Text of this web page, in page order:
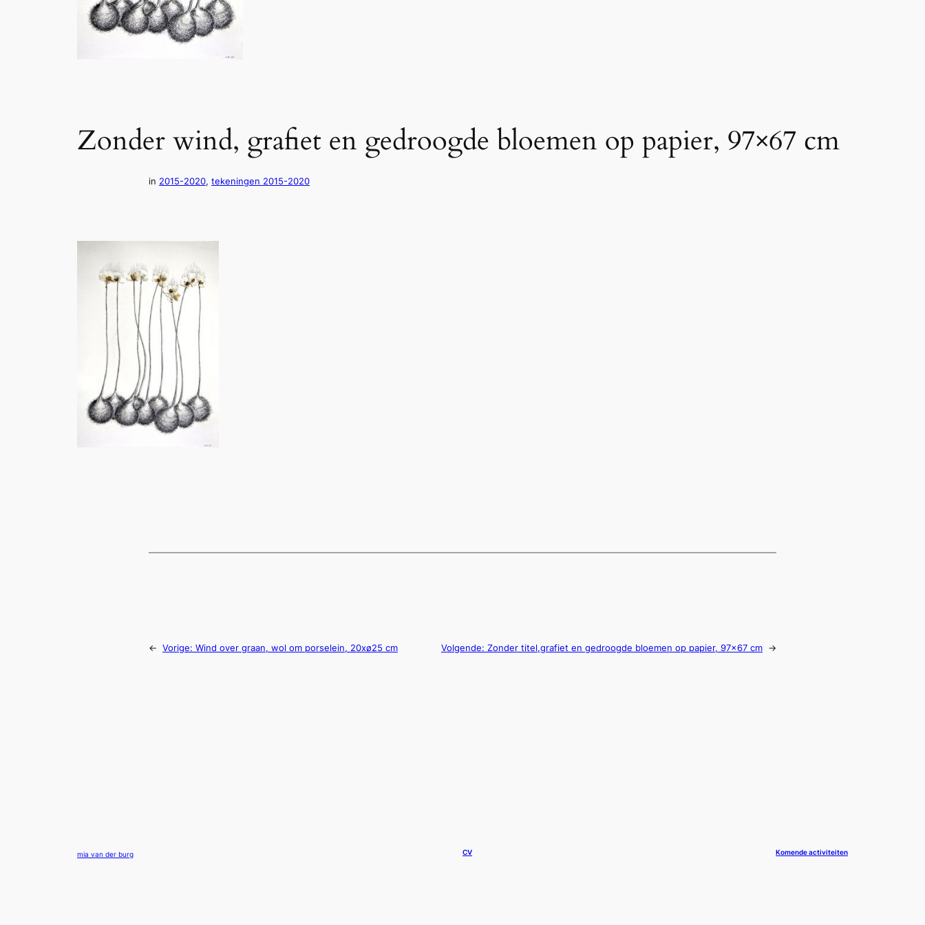
Zonder wind, grafiet en gedroogde bloemen op papier, 97×67 cm
in 2015-2020, tekeningen 2015-2020
← Vorige: Wind over graan, wol om porselein, 20xø25 cm Volgende: Zonder titel,grafiet en gedroogde bloemen op papier, 97×67 cm →
mia van der burg CV Komende activiteiten